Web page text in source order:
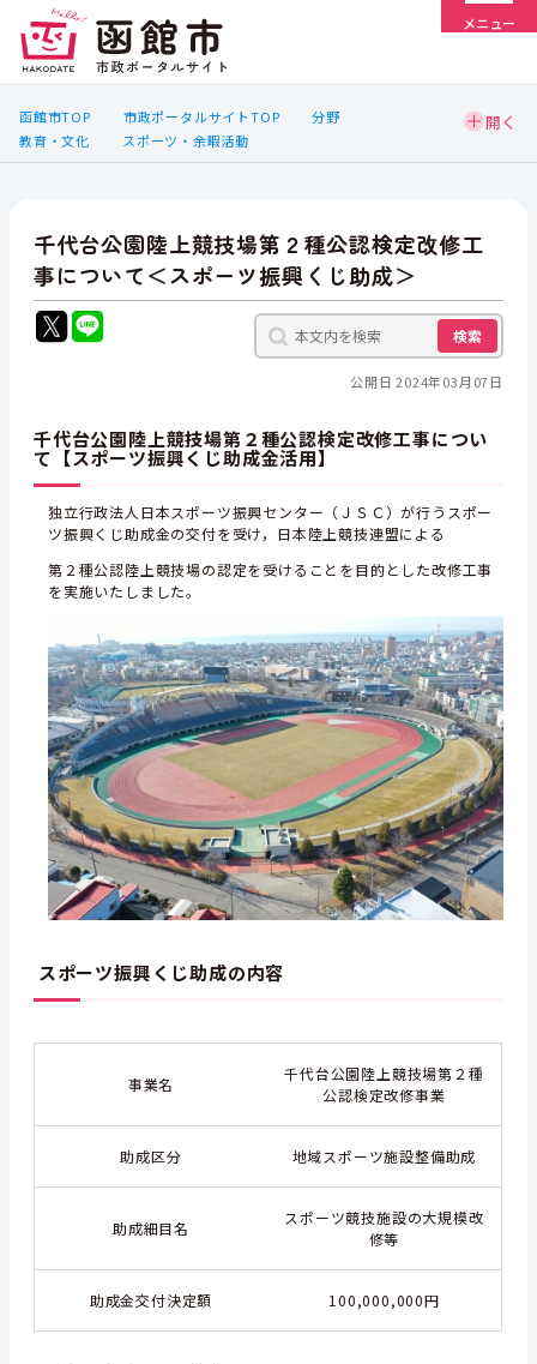
メニュー
函館市TOP 市政ポータルサイトTOP
分野
教育・文化
スポーツ・余暇活動
千代台公園陸上競技場第２種公認検定改修工
事について＜スポーツ振興くじ助成＞
検索
公開日 2024年03月07日
千代台公園陸上競技場第２種公認検定改修工事につい
て【スポーツ振興くじ助成金活用】
独立行政法人日本スポーツ振興センター（ＪＳＣ）が行うスポー
ツ振興くじ助成金の交付を受け，日本陸上競技連盟による
第２種公認陸上競技場の認定を受けることを目的とした改修工事
を実施いたしました。
スポーツ振興くじ助成の内容
事業名
千代台公園陸上競技場第２種
公認検定改修事業
助成区分 地域スポーツ施設整備助成
助成細目名
スポーツ競技施設の大規模改
修等
助成金交付決定額 100,000,000円